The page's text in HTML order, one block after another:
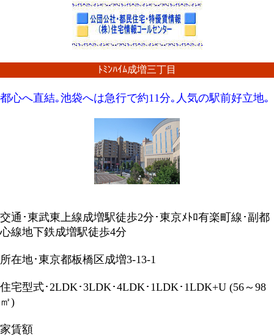
ﾄﾐﾝﾊｲﾑ成増三丁目
都心へ直結｡池袋へは急行で約11分｡人気の駅前好立地｡
交通･東武東上線成増駅徒歩2分･東京ﾒﾄﾛ有楽町線･副都
心線地下鉄成増駅徒歩4分
所在地･東京都板橋区成増3-13-1
住宅型式･2LDK･3LDK･4LDK･1LDK･1LDK+U (56～98
㎡)
家賃額